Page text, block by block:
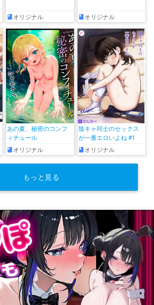
オリジナル オリジナル
あの夏、秘密のコンフ
ィチュール
オリジナル
陰キャ同士のセックス
が一番エロいよね #1
オリジナル
もっと見る